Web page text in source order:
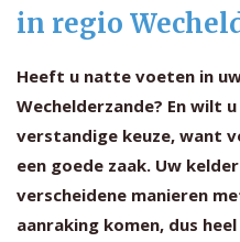
in regio
Heeft u natte voeten in
Wechelderzande? En wilt
verstandige keuze, want
een goede zaak. Uw
verscheidene manieren
aanraking komen, dus